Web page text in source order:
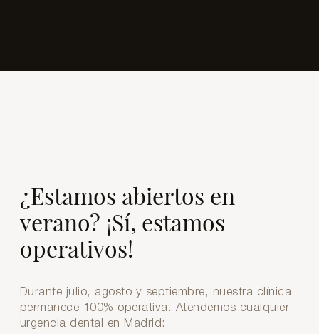
¿Estamos abiertos en
verano? ¡Sí, estamos
operativos!
Durante julio, agosto y septiembre, nuestra clínica
permanece 100% operativa. Atendemos cualquier
urgencia dental en Madrid: